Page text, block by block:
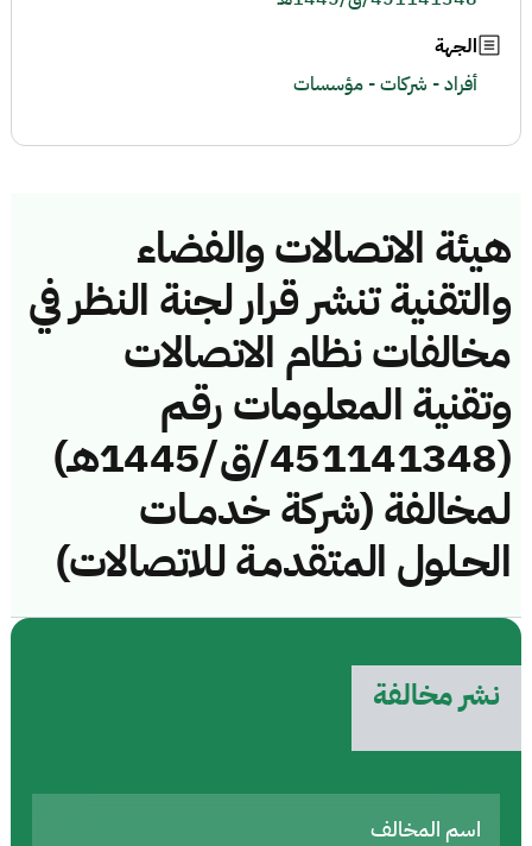
هيئة الاتصالات والفضاء
والتقنية تنشر قرار لجنة النظر في
مخالفات نظام الاتصالات
وتقنية المعلومات رقم
(451141348/ق/1445هـ)
لمخالفة (شركة خدمــات
الحـلول المتقدمـة للاتصالات)
نشر مخالفة
اسم المخالف
الجهة
أفراد - شركات - مؤسسات